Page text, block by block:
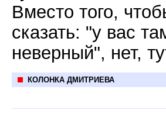
Вместо того,
сказать: "у вас
неверный", нет,
КОЛОНКА ДМИТРИЕВА